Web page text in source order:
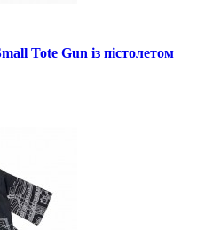
Tote Gun із пістолетом